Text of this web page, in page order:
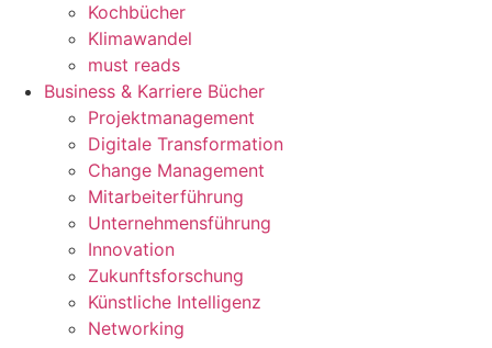
Kochbücher
Klimawandel
must reads
Business & Karriere Bücher
Projektmanagement
Digitale Transformation
Change Management
Mitarbeiterführung
Unternehmensführung
Innovation
Zukunftsforschung
Künstliche Intelligenz
Networking